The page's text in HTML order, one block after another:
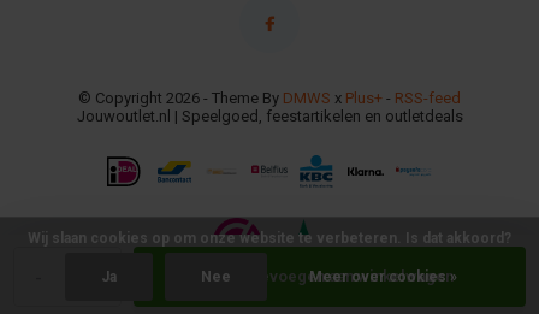
+ Toevoegen aan winkelwagen
© Copyright 2026 - Theme By DMWS x Plus+ - RSS-feed
Jouwoutlet.nl | Speelgoed, feestartikelen en outletdeals
Wij slaan cookies op om onze website te verbeteren. Is dat akkoord?
Ja Nee Meer over cookies »